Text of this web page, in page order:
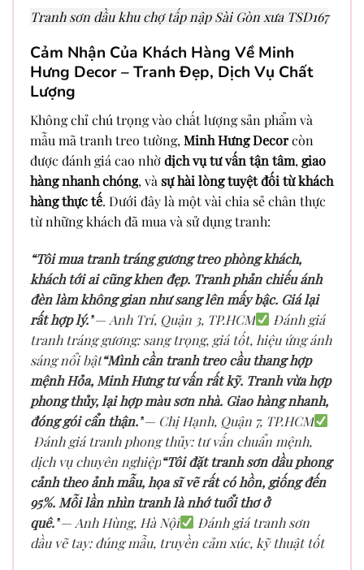
Tranh sơn dầu khu chợ tấp nập Sài Gòn xưa TSD167
Cảm Nhận Của Khách Hàng Về Minh
Hưng Decor – Tranh Đẹp, Dịch Vụ Chất
Lượng
Không chỉ chú trọng vào chất lượng sản phẩm và
mẫu mã tranh treo tường, Minh Hưng Decorcòn
được đánh giá cao nhờdịch vụ tư vấn tận tâm, giao
hàng nhanh chóng, và sự hài lòng tuyệt đối từ khách
hàng thực tế. Dưới đây là một vài chia sẻ chân thực
từ những khách đã mua và sử dụng tranh:
“Tôi mua tranh tráng gương treo phòng khách,
khách tới ai cũng khen đẹp. Tranh phản chiếu ánh
đèn làm không gian như sang lên mấy bậc. Giá lại
rất hợp lý.”— Anh Trí, Quận 3, TP.HCM
Đánh giá
tranh tráng gương: sang trọng, giá tốt, hiệu ứng ánh
sáng nổi bật“Mình cần tranh treo cầu thang hợp
mệnh Hỏa, Minh Hưng tư vấn rất kỹ. Tranh vừa hợp
phong thủy, lại hợp màu sơn nhà. Giao hàng nhanh,
đóng gói cẩn thận.”— Chị Hạnh, Quận 7, TP.HCM
Đánh giá tranh phong thủy: tư vấn chuẩn mệnh,
dịch vụ chuyên nghiệp“Tôi đặt tranh sơn dầu phong
cảnh theo ảnh mẫu, họa sĩ vẽ rất có hồn, giống đến
95%. Mỗi lần nhìn tranh là nhớ tuổi thơ ở
quê.”— Anh Hùng, Hà Nội
Đánh giá tranh sơn
dầu vẽ tay: đúng mẫu, truyền cảm xúc, kỹ thuật tốt